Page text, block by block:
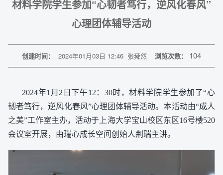
材料学院学生参加“心韧者笃行，逆风化春风”
心理团体辅导活动
创建时间： 2024年01月03日 12:46 张舜然 浏览次数： 104
2024年1月2日下午12：30时，材料学院学生参加了“心
韧者笃行，逆风化春风”心理团体辅导活动。本活动由“成人
之美”工作室主办，活动于上海大学宝山校区东区16号楼520
会议室开展，由瑞心成长空间创始人荆瑞主讲。